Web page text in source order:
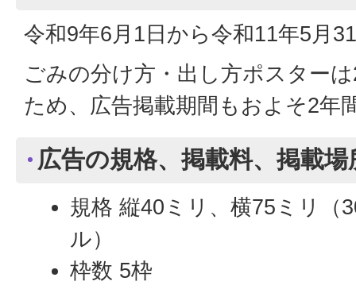
令和9年6月1日から令和11年5月
ごみの分け方・出し方ポスター
ため、広告掲載期間もおよそ2年
広告の規格、掲載料、掲載
規格 縦40ミリ、横75ミリ（
ル）
枠数 5枠